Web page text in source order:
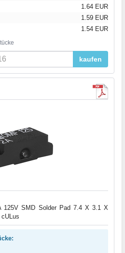
1.64 EUR
1.59 EUR
1.54 EUR
kaufen
125V SMD Solder Pad 7.4 X 3.1 X